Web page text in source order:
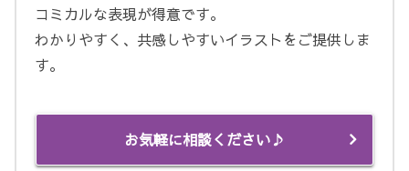
コミカルな表現が得意です。
わかりやすく、共感しやすいイラストをご提供しま
す。
お気軽に相談ください♪